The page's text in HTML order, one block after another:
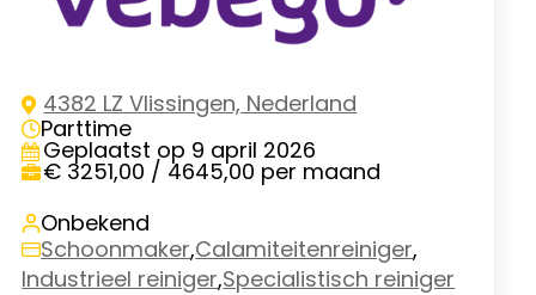
4382 LZ Vlissingen, Nederland
Parttime
Geplaatst op 9 april 2026
€ 3251,00 / 4645,00 per maand
Onbekend
Schoonmaker,Calamiteitenreiniger,
Industrieel reiniger,Specialistisch reiniger